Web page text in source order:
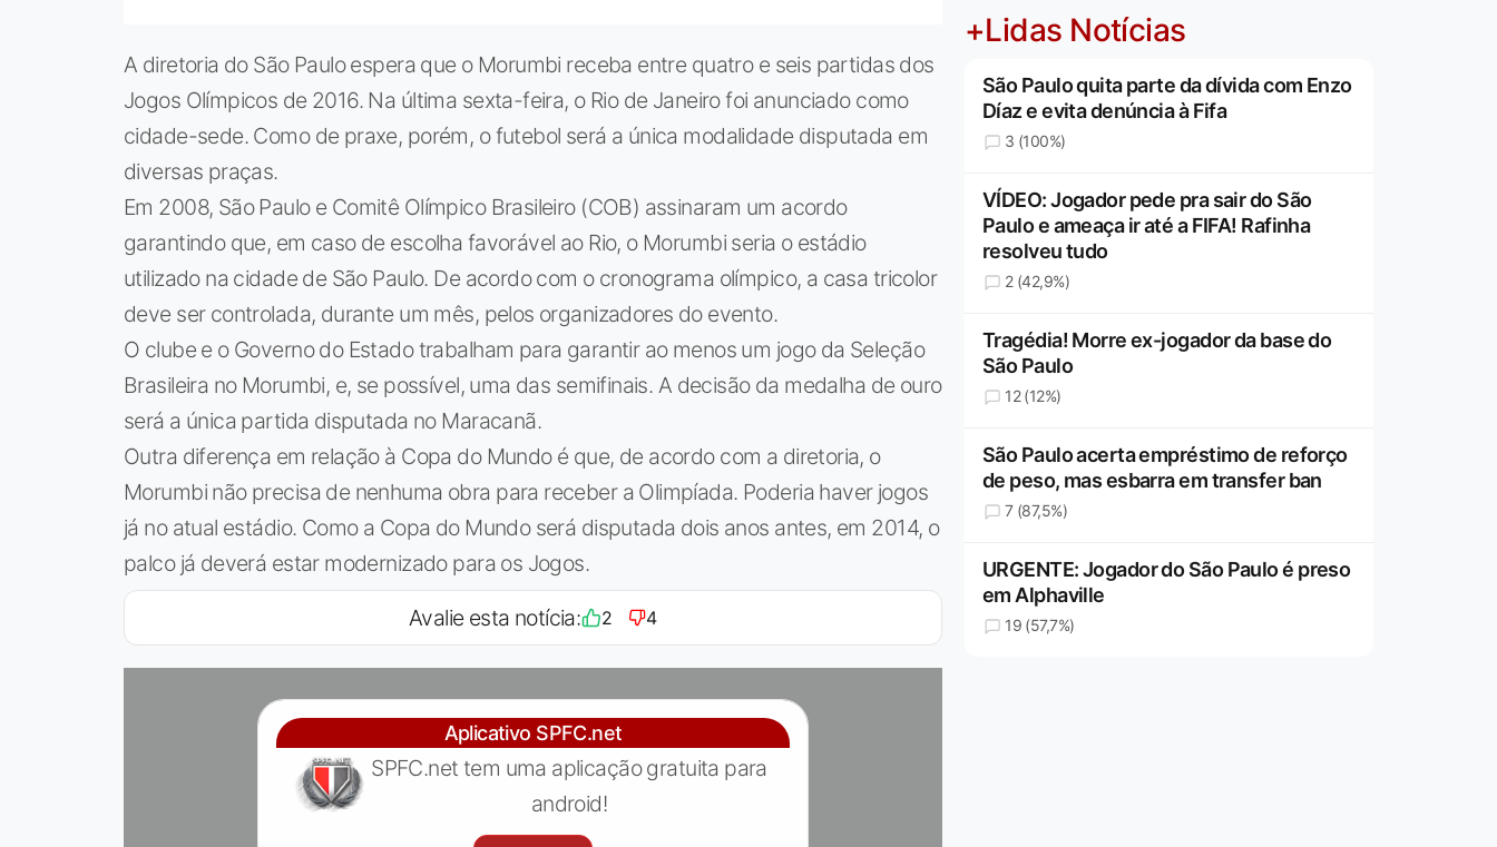
A diretoria do São Paulo espera que o Morumbi receba entre quatro e seis partidas dos
Jogos Olímpicos de 2016. Na última sexta-feira, o Rio de Janeiro foi anunciado como
cidade-sede. Como de praxe, porém, o futebol será a única modalidade disputada em
diversas praças.
Em 2008, São Paulo e Comitê Olímpico Brasileiro (COB) assinaram um acordo
garantindo que, em caso de escolha favorável ao Rio, o Morumbi seria o estádio
utilizado na cidade de São Paulo. De acordo com o cronograma olímpico, a casa tricolor
deve ser controlada, durante um mês, pelos organizadores do evento.
O clube e o Governo do Estado trabalham para garantir ao menos um jogo da Seleção
Brasileira no Morumbi, e, se possível, uma das semifinais. A decisão da medalha de ouro
será a única partida disputada no Maracanã.
Outra diferença em relação à Copa do Mundo é que, de acordo com a diretoria, o
Morumbi não precisa de nenhuma obra para receber a Olimpíada. Poderia haver jogos
já no atual estádio. Como a Copa do Mundo será disputada dois anos antes, em 2014, o
palco já deverá estar modernizado para os Jogos.
Avalie esta notícia: 2 4
Aplicativo SPFC.net
SPFC.net tem uma aplicação gratuita para
android!
+Lidas Notícias
São Paulo quita parte da dívida com Enzo
Díaz e evita denúncia à Fifa
3 (100%)
VÍDEO: Jogador pede pra sair do São
Paulo e ameaça ir até a FIFA! Rafinha
resolveu tudo
2 (42,9%)
Tragédia! Morre ex-jogador da base do
São Paulo
12 (12%)
São Paulo acerta empréstimo de reforço
de peso, mas esbarra em transfer ban
7 (87,5%)
URGENTE: Jogador do São Paulo é preso
em Alphaville
19 (57,7%)